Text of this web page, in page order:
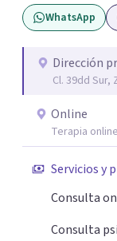
WhatsApp
Dirección
Cl. 39dd Sur,
Online
Terapia online
Servicios y
Consulta
Consulta